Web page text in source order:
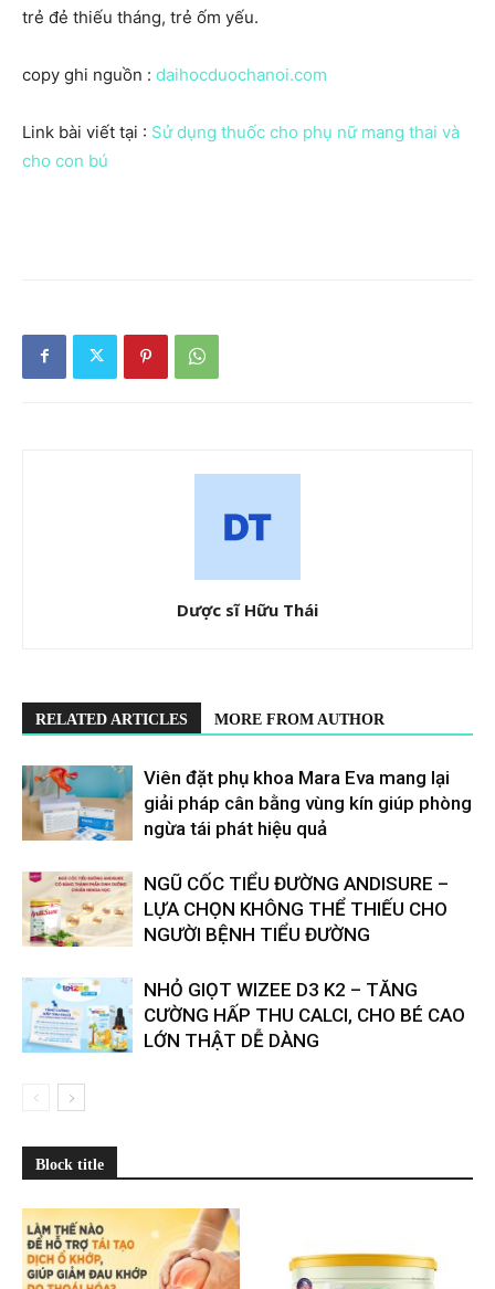
trẻ đẻ thiếu tháng, trẻ ốm yếu.
copy ghi nguồn : daihocduochanoi.com
Link bài viết tại : Sử dụng thuốc cho phụ nữ mang thai và
cho con bú
Dược sĩ Hữu Thái
RELATED ARTICLES MORE FROM AUTHOR
Viên đặt phụ khoa Mara Eva mang lại
giải pháp cân bằng vùng kín giúp phòng
ngừa tái phát hiệu quả
​​NGŨ CỐC TIỂU ĐƯỜNG ANDISURE –
LỰA CHỌN KHÔNG THỂ THIẾU CHO
NGƯỜI BỆNH TIỂU ĐƯỜNG
NHỎ GIỌT WIZEE D3 K2 – TĂNG
CƯỜNG HẤP THU CALCI, CHO BÉ CAO
LỚN THẬT DỄ DÀNG
Block title